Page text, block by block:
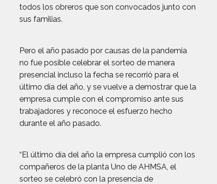
todos los obreros que son convocados junto con
sus familias.
Pero el año pasado por causas de la pandemia
no fue posible celebrar el sorteo de manera
presencial incluso la fecha se recorrió para el
último día del año, y se vuelve a demostrar que la
empresa cumple con el compromiso ante sus
trabajadores y reconoce el esfuerzo hecho
durante el año pasado.
“El último día del año la empresa cumplió con los
compañeros de la planta Uno de AHMSA, el
sorteo se celebró con la presencia de